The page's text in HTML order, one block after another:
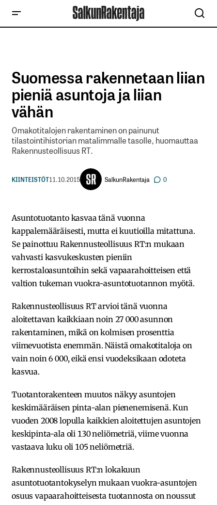
Suomessa rakennetaan liian
pieniä asuntoja ja liian
vähän
Omakotitalojen rakentaminen on painunut
tilastointihistorian matalimmalle tasolle, huomauttaa
Rakennusteollisuus RT.
KIINTEISTÖT11.10.2015 SalkunRakentaja 0
Asuntotuotanto kasvaa tänä vuonna
kappalemääräisesti, mutta ei kuutioilla mitattuna.
Se painottuu Rakennusteollisuus RT:n mukaan
vahvasti kasvukeskusten pieniin
kerrostaloasuntoihin sekä vapaarahoitteisen että
valtion tukeman vuokra-asuntotuotannon myötä.
Rakennusteollisuus RT arvioi tänä vuonna
aloitettavan kaikkiaan noin 27 000 asunnon
rakentaminen, mikä on kolmisen prosenttia
viimevuotista enemmän. Näistä omakotitaloja on
vain noin 6 000, eikä ensi vuodeksikaan odoteta
kasvua.
Tuotantorakenteen muutos näkyy asuntojen
keskimääräisen pinta-alan pienenemisenä. Kun
vuoden 2008 lopulla kaikkien aloitettujen asuntojen
keskipinta-ala oli 130 neliömetriä, viime vuonna
vastaava luku oli 105 neliömetriä.
Rakennusteollisuus RT:n lokakuun
asuntotuotantokyselyn mukaan vuokra-asuntojen
osuus vapaarahoitteisesta tuotannosta on noussut